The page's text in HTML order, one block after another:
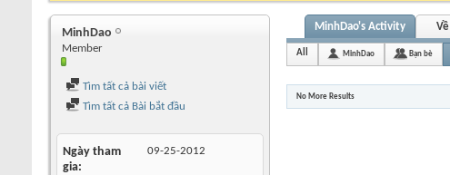
MinhDao
Member
Tìm tất cả bài viết
Tìm tất cả Bài bắt đầu
Ngày tham
gia
09-25-2012
MinhDao's Activity
All MinhDao Bạn bè
No More Results